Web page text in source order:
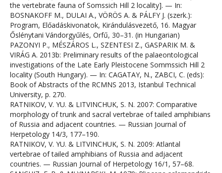
the vertebrate fauna of Somssich Hill 2 locality]. — In:
BOSNAKOFF M., DULAI A., VÖRÖS A. & PÁLFY J. (szerk.):
Program, Előadáskivonatok, Kirándulásvezető, 16. Magyar
Őslénytani Vándorgyűlés, Orfű, 30–31. (in Hungarian)
PAZONYI P., MÉSZÁROS L., SZENTESI Z., GASPARIK M. &
VIRÁG A. 2013b: Preliminary results of the palaeontological
investigations of the Late Early Pleistocene Sommssich Hill 2
locality (South Hungary). — In: CAGATAY, N., ZABCI, C. (eds):
Book of Abstracts of the RCMNS 2013, Istanbul Technical
University, p. 270.
RATNIKOV, V. YU. & LITVINCHUK, S. N. 2007: Comparative
morphology of trunk and sacral vertebrae of tailed amphibians
of Russia and adjacent countries. — Russian Journal of
Herpetology 14/3, 177–190.
RATNIKOV, V. YU. & LITVINCHUK, S. N. 2009: Atlantal
vertebrae of tailed amphibians of Russia and adjacent
countries. — Russian Journal of Herpetology 16/1, 57–68.